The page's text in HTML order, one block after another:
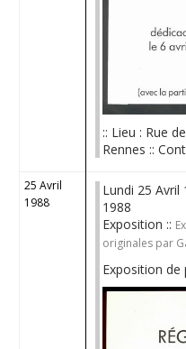
:: Lieu : Rue
Rennes ::
25 Avril
1988
Lundi 25 Avril
1988
Exposition ::
originales par
Exposition de